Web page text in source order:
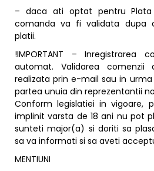
– daca ati optat pentru Plata
comanda va fi validata dupa
platii.
!IMPORTANT – Inregistrarea
automat. Validarea comenzii
realizata prin e-mail sau in
partea unuia din reprezentantii
Conform legislatiei in vigoare,
implinit varsta de 18 ani nu pot
sunteti major(a) si doriti sa
sa va informati si sa aveti
MENTIUNI